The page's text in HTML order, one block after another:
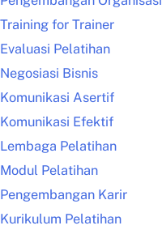
Training for Trainer
Evaluasi Pelatihan
Negosiasi Bisnis
Komunikasi Asertif
Komunikasi Efektif
Lembaga Pelatihan
Modul Pelatihan
Pengembangan Karir
Kurikulum Pelatihan